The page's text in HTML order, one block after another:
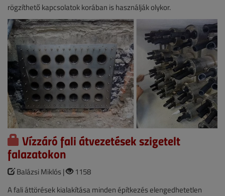
rögzíthető kapcsolatok korában is használják olykor.
Vízzáró fali átvezetések szigetelt
falazatokon
Balázsi Miklós |
1158
A fali áttörések kialakítása minden építkezés elengedhetetlen